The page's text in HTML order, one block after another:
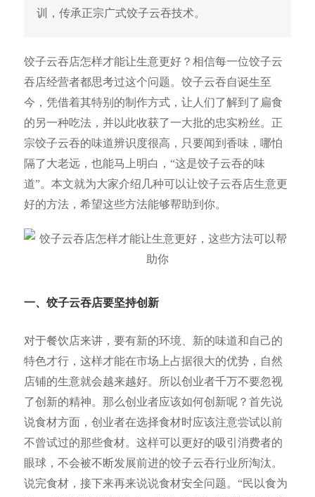
训，传承正宗广式饺子云吞技术。
饺子云吞店怎样才能让生意更好？相信每一位饺子云
吞店经营者都思考过这个问题。饺子云吞自诞生至
今，凭借着其特别的制作方式，让人们了解到了扁食
的另一种吃法，并以此收获了一大批的忠实粉丝。正
宗饺子云吞的味道辨识度很高，只要闻到香味，哪怕
隔了大老远，也能马上明白，“这是饺子云吞的味
道”。本文就为大家介绍几种可以让饺子云吞店生意更
好的方法，希望这些方法能够帮助到你。
一、饺子云吞店要坚持创新
对于餐饮店来讲，要有新的环境、新的味道和自己的
特色才行，这样才能在市场上占据很大的优势，自然
店铺的生意就会越来越好。所以创业者千万不要忽视
了创新的精神。那么创业者应该如何创新呢？首先说
说食材方面，创业者在选择食材时应该注意尝试以前
不曾试过的那些食材。这样可以更好的吸引消费者的
眼球，不会被不断发展前进的饺子云吞行业所淘汰。
说完食材，接下来再来说说食材安全问题。“民以食为